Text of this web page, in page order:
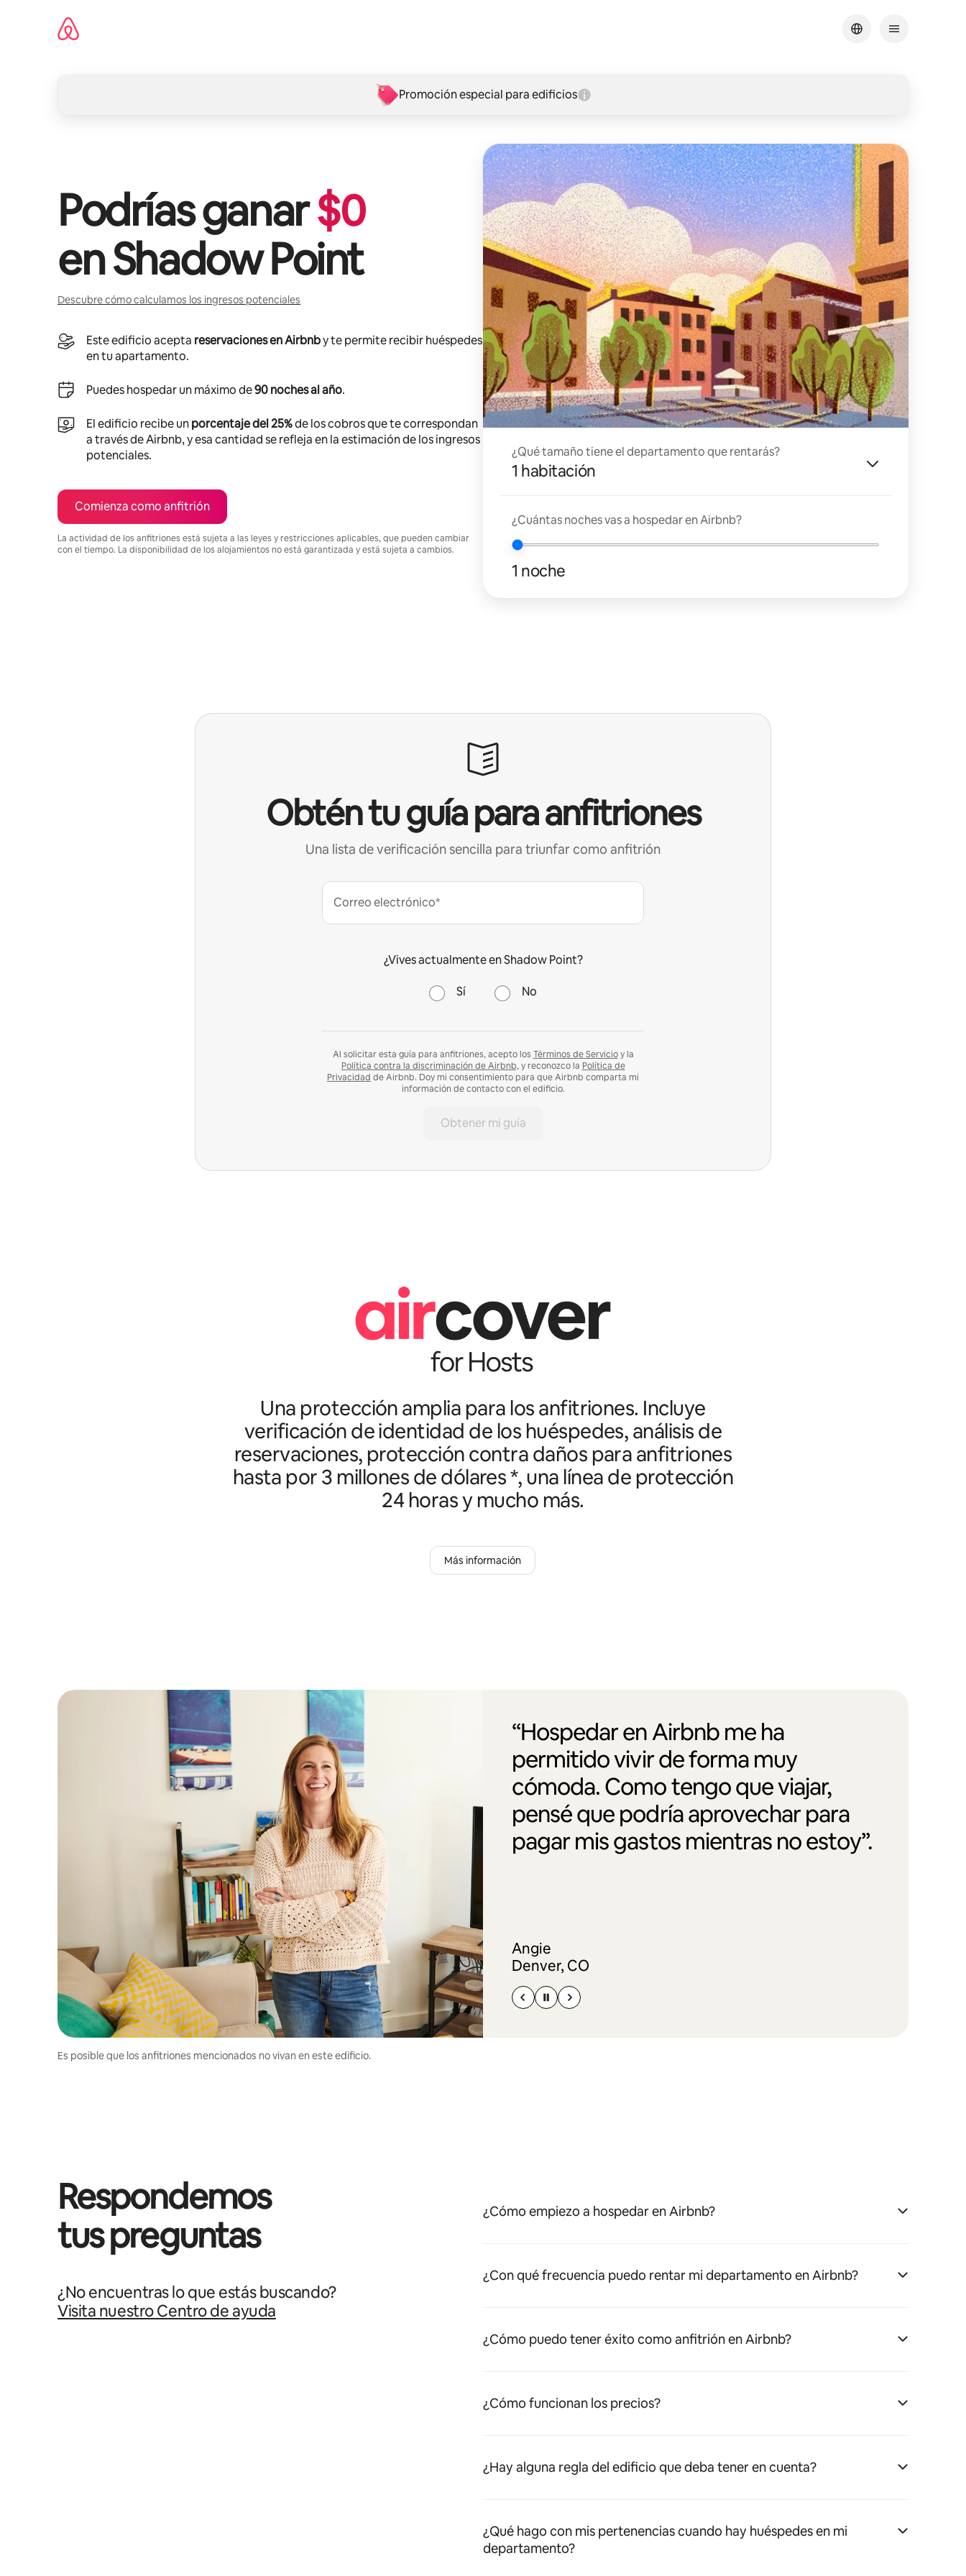
Promoción especial para edificios
Podrías ganar$0
enShadow Point
Descubre cómo calculamos los ingresos potenciales
Este edificio acepta reservaciones en Airbnby te permite recibir huéspedes
en tu apartamento.
Puedes hospedar un máximo de90 noches al año.
El edificio recibe unporcentaje del 25%de los cobros que te correspondan
a través de Airbnb, y esa cantidad se refleja en la estimación de los ingresos
potenciales.
Comienza como anfitrión
La actividad de los anfitriones está sujeta a las leyes y restricciones aplicables, que pueden cambiar
con el tiempo. La disponibilidad de los alojamientos no está garantizada y está sujeta a cambios.
¿Qué tamaño tiene el departamento que rentarás?
1 habitación
¿Cuántas noches vas a hospedar en Airbnb?
1 noche
Obtén tu guía para anfitriones
Una lista de verificación sencilla para triunfar como anfitrión
Correo electrónico*
¿Vives actualmente en Shadow Point?
Sí No
Al solicitar esta guía para anfitriones, acepto los Términos de Servicioy la
Política contra la discriminación de Airbnb,y reconozco la Política de
Privacidad de Airbnb. Doy mi consentimiento para que Airbnb comparta mi
información de contacto con el edificio.
Obtener mi guía
Una protección amplia para los anfitriones. Incluye
verificación de identidad de los huéspedes, análisis de
reservaciones, protección contra daños para anfitriones
hasta por 3 millones de dólares *, una línea de protección
24 horas y mucho más.
Más información
“Hospedar en Airbnb me ha
permitido vivir de forma muy
cómoda. Como tengo que viajar,
pensé que podría aprovechar para
pagar mis gastos mientras no estoy”.
Angie
Denver, CO
Es posible que los anfitriones mencionados no vivan en este edificio.
Respondemos
tus preguntas
¿No encuentras lo que estás buscando?
Visita nuestro Centro de ayuda
¿Cómo empiezo a hospedar en Airbnb?
¿Con qué frecuencia puedo rentar mi departamento en Airbnb?
¿Cómo puedo tener éxito como anfitrión en Airbnb?
¿Cómo funcionan los precios?
¿Hay alguna regla del edificio que deba tener en cuenta?
¿Qué hago con mis pertenencias cuando hay huéspedes en mi
departamento?